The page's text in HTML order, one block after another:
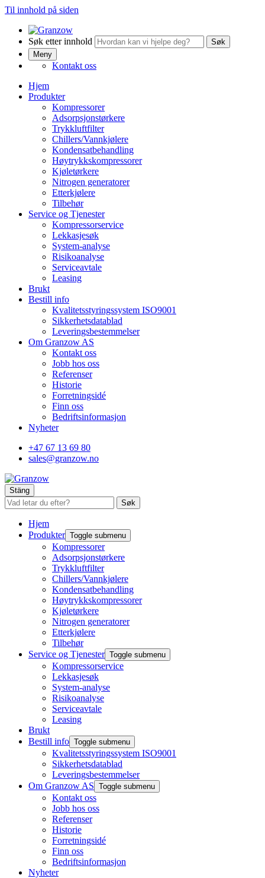
Til innhold på siden
Søk etter innhold
Søk
Meny
Kontakt oss
Hjem
Produkter
Kompressorer
Adsorpsjonstørkere
Trykkluftfilter
Chillers/Vannkjølere
Kondensatbehandling
Høytrykkskompressorer
Kjøletørkere
Nitrogen generatorer
Etterkjølere
Tilbehør
Service og Tjenester
Kompressorservice
Lekkasjesøk
System-analyse
Risikoanalyse
Serviceavtale
Leasing
Brukt
Bestill info
Kvalitetsstyringssystem ISO9001
Sikkerhetsdatablad
Leveringsbestemmelser
Om Granzow AS
Kontakt oss
Jobb hos oss
Referenser
Historie
Forretningsidé
Finn oss
Bedriftsinformasjon
Nyheter
+47 67 13 69 80
sales@granzow.no
Stäng
Søk
Hjem
Produkter Toggle submenu
Kompressorer
Adsorpsjonstørkere
Trykkluftfilter
Chillers/Vannkjølere
Kondensatbehandling
Høytrykkskompressorer
Kjøletørkere
Nitrogen generatorer
Etterkjølere
Tilbehør
Service og Tjenester Toggle submenu
Kompressorservice
Lekkasjesøk
System-analyse
Risikoanalyse
Serviceavtale
Leasing
Brukt
Bestill info Toggle submenu
Kvalitetsstyringssystem ISO9001
Sikkerhetsdatablad
Leveringsbestemmelser
Om Granzow AS Toggle submenu
Kontakt oss
Jobb hos oss
Referenser
Historie
Forretningsidé
Finn oss
Bedriftsinformasjon
Nyheter